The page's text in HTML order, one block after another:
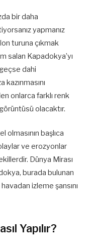
bir daha
yapmanız
turuna çıkmak
salan Kapadokya’yı
dahi
kazınmasını
onlarca farklı renk
olacaktır.
olmasının başlıca
ve erozyonlar
Dünya Mirası
burada bulunan
izleme şansını
Yapılır?